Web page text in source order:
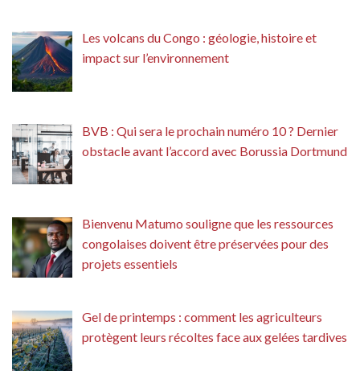
Les volcans du Congo : géologie, histoire et
impact sur l’environnement
BVB : Qui sera le prochain numéro 10 ? Dernier
obstacle avant l’accord avec Borussia Dortmund
Bienvenu Matumo souligne que les ressources
congolaises doivent être préservées pour des
projets essentiels
Gel de printemps : comment les agriculteurs
protègent leurs récoltes face aux gelées tardives